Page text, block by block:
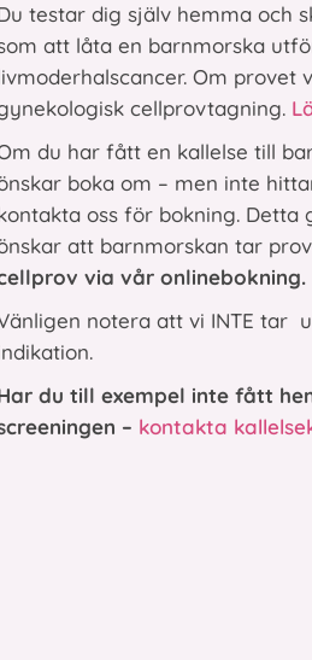
testar dig själv hemma och
att låta en barnmorska
Om provet
cellprovtagning.
du har fått en kallelse till
boka om – men inte
oss för bokning.
att barnmorskan tar
via vår onlinebokning.
notera att vi INTE tar
du till exempel inte fått
– kontakta